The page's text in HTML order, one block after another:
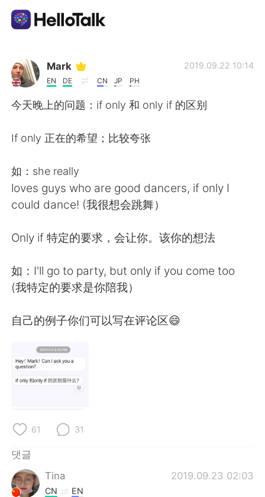
언어 교환 앱
AI Grammar Checker
繁體中文 Español
العربية Français
Deutsch 日本語
Indonesia Italiano
Türkçe
Português
Mark
EN DE CN JP PH
2019.09.22 10:14
今天晚上的问题：if only 和 only if 的区别
If only 正在的希望；比较夸张
如：she really
loves guys who are good dancers, if only I
could dance! (我很想会跳舞）
Only if 特定的要求，会让你。该你的想法
如：I'll go to party, but only if you come too
(我特定的要求是你陪我）
自己的例子你们可以写在评论区😄
61 31
댓글
Tina
2019.09.23 02:03
CN EN